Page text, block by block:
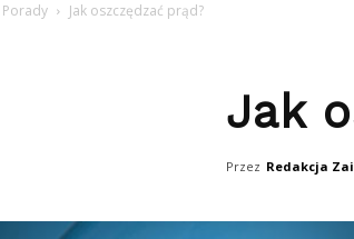
Porady Jak oszczędzać prąd?
Jak
Przez Redakcja